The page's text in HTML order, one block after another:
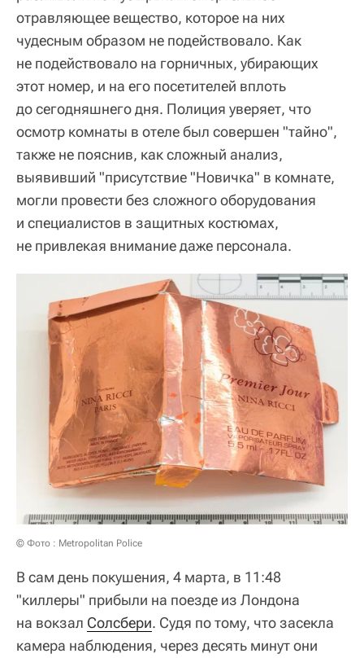
отравляющее вещество, которое на них
чудесным образом не подействовало. Как
не подействовало на горничных, убирающих
этот номер, и на его посетителей вплоть
до сегодняшнего дня. Полиция уверяет, что
осмотр комнаты в отеле был совершен "тайно",
также не пояснив, как сложный анализ,
выявивший "присутствие "Новичка" в комнате,
могли провести без сложного оборудования
и специалистов в защитных костюмах,
не привлекая внимание даже персонала.
© Фото : Metropolitan Police
В сам день покушения, 4 марта, в 11:48
"киллеры" прибыли на поезде из Лондона
на вокзал Солсбери. Судя по тому, что засекла
камера наблюдения, через десять минут они